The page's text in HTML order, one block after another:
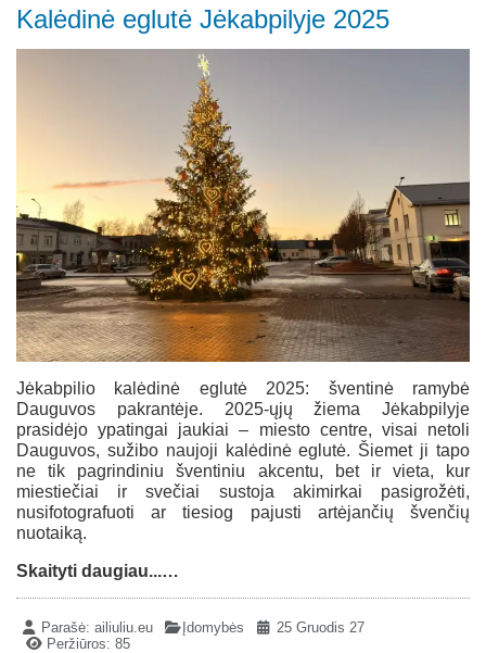
Kalėdinė eglutė Jėkabpilyje 2025
Jėkabpilio kalėdinė eglutė 2025: šventinė ramybė
Dauguvos pakrantėje. 2025‑ųjų žiema Jėkabpilyje
prasidėjo ypatingai jaukiai – miesto centre, visai netoli
Dauguvos, sužibo naujoji kalėdinė eglutė. Šiemet ji tapo
ne tik pagrindiniu šventiniu akcentu, bet ir vieta, kur
miestiečiai ir svečiai sustoja akimirkai pasigrožėti,
nusifotografuoti ar tiesiog pajusti artėjančių švenčių
nuotaiką.
Skaityti daugiau...…
Parašė:ailiuliu.eu Įdomybės
25 Gruodis 27
Peržiūros: 85